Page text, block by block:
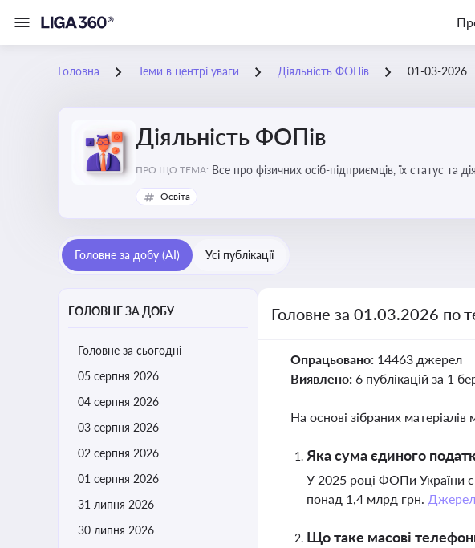
Головна Теми в центрі уваги Діяльність ФОПів 01-03-2026
Діяльність ФОПів
ПРО ЩО ТЕМА: Все про фізичних осіб-підприємців, їх статус та
Освіта
Головне за добу (AI) Усі публікації
ГОЛОВНЕ ЗА ДОБУ
Головне за сьогодні
05 серпня 2026
04 серпня 2026
03 серпня 2026
02 серпня 2026
01 серпня 2026
31 липня 2026
30 липня 2026
Головне за 01.03.2026 по
Опрацьовано: 14463 джерел
Виявлено: 6 публікацій за 1
На основі зібраних
Яка сума єдиного
У 2025 році ФОПи України
понад 1,4 млрд грн.
Що таке масові